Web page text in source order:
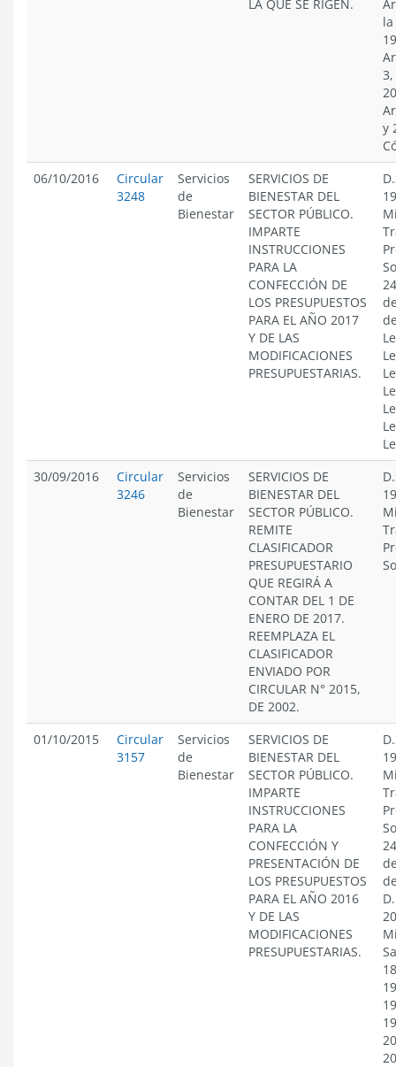
LA QUE SE RIGEN.
la
3,
y
06/10/2016
Circular
3248
Servicios
de
Bienestar
SERVICIOS DE
BIENESTAR DEL
SECTOR PÚBLICO.
IMPARTE
INSTRUCCIONES
PARA LA
CONFECCIÓN DE
LOS PRESUPUESTOS
PARA EL AÑO 2017
Y DE LAS
MODIFICACIONES
PRESUPUESTARIAS.
30/09/2016
Circular
3246
Servicios
de
Bienestar
SERVICIOS DE
BIENESTAR DEL
SECTOR PÚBLICO.
REMITE
CLASIFICADOR
PRESUPUESTARIO
QUE REGIRÁ A
CONTAR DEL 1 DE
ENERO DE 2017.
REEMPLAZA EL
CLASIFICADOR
ENVIADO POR
CIRCULAR N° 2015,
DE 2002.
01/10/2015
Circular
3157
Servicios
de
Bienestar
SERVICIOS DE
BIENESTAR DEL
SECTOR PÚBLICO.
IMPARTE
INSTRUCCIONES
PARA LA
CONFECCIÓN Y
PRESENTACIÓN DE
LOS PRESUPUESTOS
PARA EL AÑO 2016
Y DE LAS
MODIFICACIONES
PRESUPUESTARIAS.